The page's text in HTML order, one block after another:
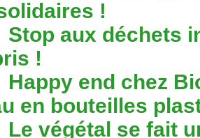
!
Stop aux déchets
!
Happy end chez
en bouteilles
Le végétal se fait